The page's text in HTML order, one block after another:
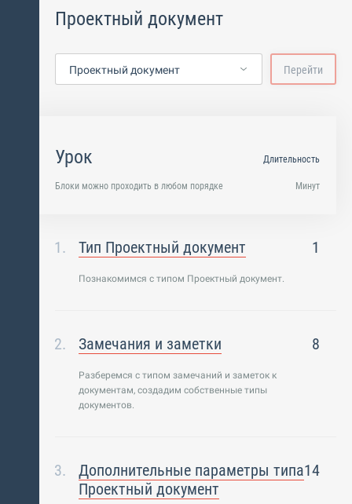
Проектный документ
Проектный документ Перейти
Урок
Блоки можно проходить в любом порядке
Длительность
Минут
Тип Проектный документ 1
Познакомимся с типом Проектный документ.
Замечания и заметки 8
Разберемся с типом замечаний и заметок к
документам, создадим собственные типы
документов.
Дополнительные параметры типа
Проектный документ
14